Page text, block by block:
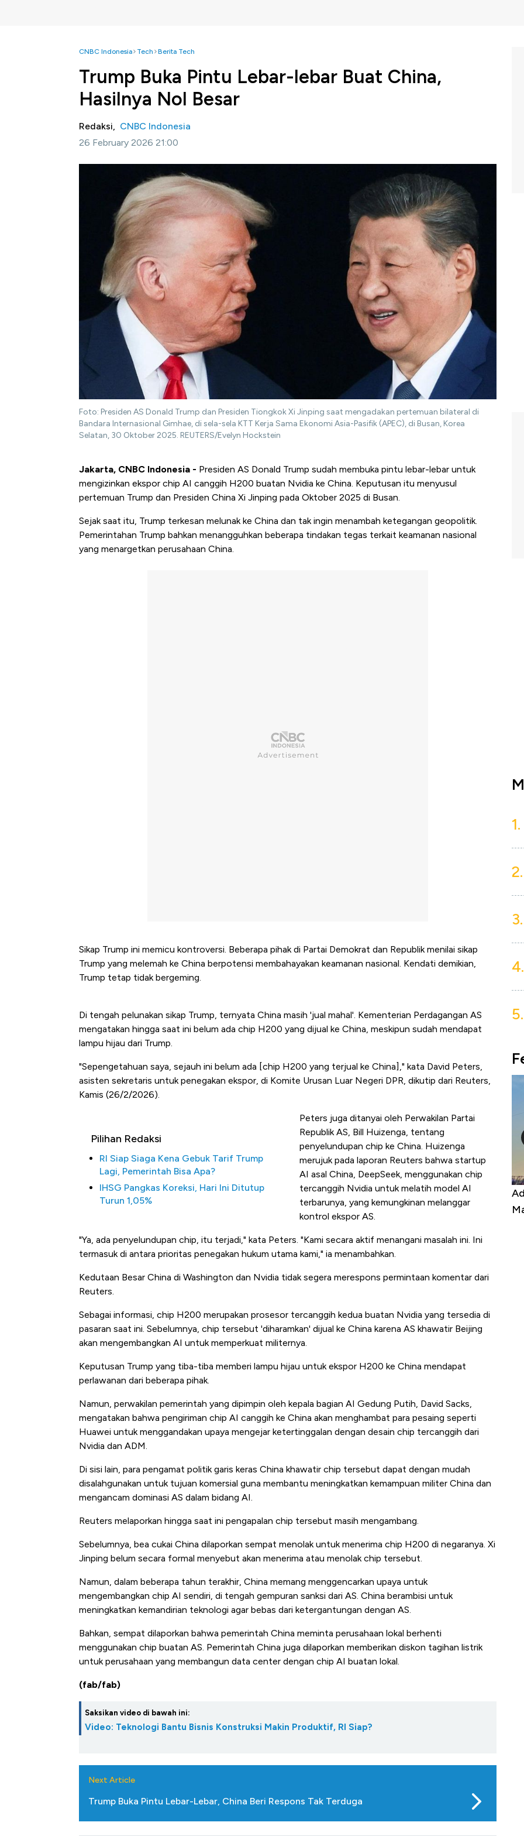
CNBC Indonesia Tech Berita Tech
Trump Buka Pintu Lebar-lebar Buat China,
Hasilnya Nol Besar
Redaksi, CNBC Indonesia
26 February 2026 21:00
Foto: Presiden AS Donald Trump dan Presiden Tiongkok Xi Jinping saat mengadakan pertemuan bilateral di
Bandara Internasional Gimhae, di sela-sela KTT Kerja Sama Ekonomi Asia-Pasifik (APEC), di Busan, Korea
Selatan, 30 Oktober 2025. REUTERS/Evelyn Hockstein
Jakarta, CNBC Indonesia - Presiden AS Donald Trump sudah membuka pintu lebar-lebar untuk
mengizinkan ekspor chip AI canggih H200 buatan Nvidia ke China. Keputusan itu menyusul
pertemuan Trump dan Presiden China Xi Jinping pada Oktober 2025 di Busan.
Sejak saat itu, Trump terkesan melunak ke China dan tak ingin menambah ketegangan geopolitik.
Pemerintahan Trump bahkan menangguhkan beberapa tindakan tegas terkait keamanan nasional
yang menargetkan perusahaan China.
Sikap Trump ini memicu kontroversi. Beberapa pihak di Partai Demokrat dan Republik menilai sikap
Trump yang melemah ke China berpotensi membahayakan keamanan nasional. Kendati demikian,
Trump tetap tidak bergeming.
Di tengah pelunakan sikap Trump, ternyata China masih 'jual mahal'. Kementerian Perdagangan AS
mengatakan hingga saat ini belum ada chip H200 yang dijual ke China, meskipun sudah mendapat
lampu hijau dari Trump.
"Sepengetahuan saya, sejauh ini belum ada [chip H200 yang terjual ke China]," kata David Peters,
asisten sekretaris untuk penegakan ekspor, di Komite Urusan Luar Negeri DPR, dikutip dari Reuters,
Kamis (26/2/2026).
Pilihan Redaksi
RI Siap Siaga Kena Gebuk Tarif Trump
Lagi, Pemerintah Bisa Apa?
IHSG Pangkas Koreksi, Hari Ini Ditutup
Turun 1,05%
Peters juga ditanyai oleh Perwakilan Partai
Republik AS, Bill Huizenga, tentang
penyelundupan chip ke China. Huizenga
merujuk pada laporan Reuters bahwa startup
AI asal China, DeepSeek, menggunakan chip
tercanggih Nvidia untuk melatih model AI
terbarunya, yang kemungkinan melanggar
kontrol ekspor AS.
"Ya, ada penyelundupan chip, itu terjadi," kata Peters. "Kami secara aktif menangani masalah ini. Ini
termasuk di antara prioritas penegakan hukum utama kami," ia menambahkan.
Kedutaan Besar China di Washington dan Nvidia tidak segera merespons permintaan komentar dari
Reuters.
Sebagai informasi, chip H200 merupakan prosesor tercanggih kedua buatan Nvidia yang tersedia di
pasaran saat ini. Sebelumnya, chip tersebut 'diharamkan' dijual ke China karena AS khawatir Beijing
akan mengembangkan AI untuk memperkuat militernya.
Keputusan Trump yang tiba-tiba memberi lampu hijau untuk ekspor H200 ke China mendapat
perlawanan dari beberapa pihak.
Namun, perwakilan pemerintah yang dipimpin oleh kepala bagian AI Gedung Putih, David Sacks,
mengatakan bahwa pengiriman chip AI canggih ke China akan menghambat para pesaing seperti
Huawei untuk menggandakan upaya mengejar ketertinggalan dengan desain chip tercanggih dari
Nvidia dan ADM.
Di sisi lain, para pengamat politik garis keras China khawatir chip tersebut dapat dengan mudah
disalahgunakan untuk tujuan komersial guna membantu meningkatkan kemampuan militer China dan
mengancam dominasi AS dalam bidang AI.
Reuters melaporkan hingga saat ini pengapalan chip tersebut masih mengambang.
Sebelumnya, bea cukai China dilaporkan sempat menolak untuk menerima chip H200 di negaranya. Xi
Jinping belum secara formal menyebut akan menerima atau menolak chip tersebut.
Namun, dalam beberapa tahun terakhir, China memang menggencarkan upaya untuk
mengembangkan chip AI sendiri, di tengah gempuran sanksi dari AS. China berambisi untuk
meningkatkan kemandirian teknologi agar bebas dari ketergantungan dengan AS.
Bahkan, sempat dilaporkan bahwa pemerintah China meminta perusahaan lokal berhenti
menggunakan chip buatan AS. Pemerintah China juga dilaporkan memberikan diskon tagihan listrik
untuk perusahaan yang membangun data center dengan chip AI buatan lokal.
(fab/fab)
Saksikan video di bawah ini:
Video: Teknologi Bantu Bisnis Konstruksi Makin Produktif, RI Siap?
Next Article
Trump Buka Pintu Lebar-Lebar, China Beri Respons Tak Terduga
1.
2.
3.
4.
5.
Kongo Tutup Keran Ekspor, Harga
Tembaga Terbang ke Zona Berbahaya
Adu Panas Kinerja Emiten Minyak RI,
Mana yang Cuannya Paling Menyala?